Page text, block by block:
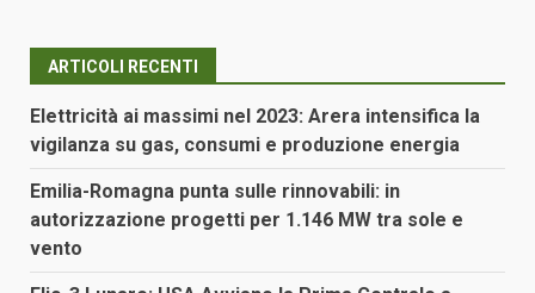
ARTICOLI RECENTI
Elettricità ai massimi nel 2023: Arera intensifica la
vigilanza su gas, consumi e produzione energia
Emilia-Romagna punta sulle rinnovabili: in
autorizzazione progetti per 1.146 MW tra sole e
vento